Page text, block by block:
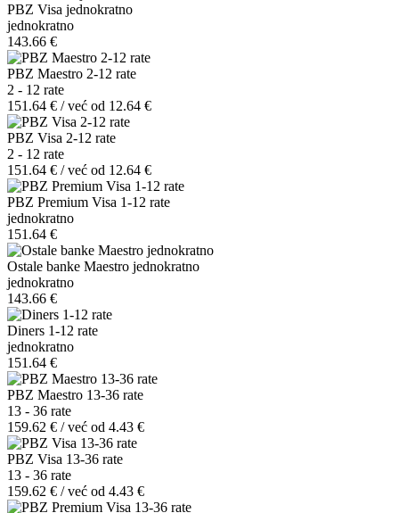
PBZ Visa jednokratno
jednokratno
143.66 €
PBZ Maestro 2-12 rate
2 - 12 rate
151.64 € / već od 12.64 €
PBZ Visa 2-12 rate
2 - 12 rate
151.64 € / već od 12.64 €
PBZ Premium Visa 1-12 rate
jednokratno
151.64 €
Ostale banke Maestro jednokratno
jednokratno
143.66 €
Diners 1-12 rate
jednokratno
151.64 €
PBZ Maestro 13-36 rate
13 - 36 rate
159.62 € / već od 4.43 €
PBZ Visa 13-36 rate
13 - 36 rate
159.62 € / već od 4.43 €